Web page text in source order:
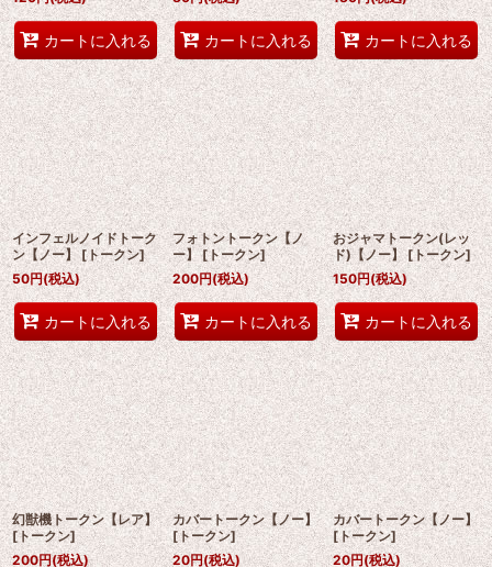
カートに入れる カートに入れる カートに入れる
インフェルノイドトーク
ン【ノー】 [トークン]
50円(税込)
カートに入れる
フォトントークン【ノ
ー】 [トークン]
200円(税込)
カートに入れる
おジャマトークン(レッ
ド)【ノー】 [トークン]
150円(税込)
カートに入れる
幻獣機トークン【レア】
[トークン]
200円(税込)
カバートークン【ノー】
[トークン]
20円(税込)
カバートークン【ノー】
[トークン]
20円(税込)